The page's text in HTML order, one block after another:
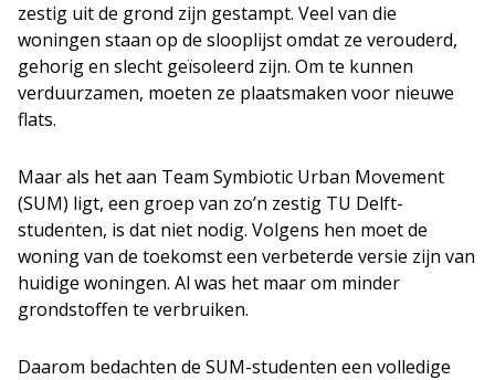
zestig uit de grond zijn gestampt. Veel van die
woningen staan op de slooplijst omdat ze verouderd,
gehorig en slecht geïsoleerd zijn. Om te kunnen
verduurzamen, moeten ze plaatsmaken voor nieuwe
flats.
Maar als het aan Team Symbiotic Urban Movement
(SUM) ligt, een groep van zo’n zestig TU Delft-
studenten, is dat niet nodig. Volgens hen moet de
woning van de toekomst een verbeterde versie zijn van
huidige woningen. Al was het maar om minder
grondstoffen te verbruiken.
Daarom bedachten de SUM-studenten een volledige